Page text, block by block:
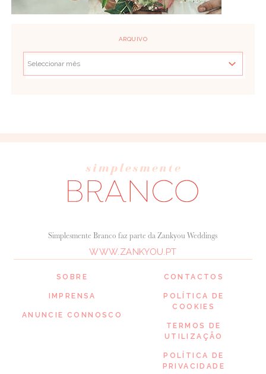
ARQUIVO
SOBRE
IMPRENSA
ANUNCIE CONNOSCO
Simplesmente Branco faz parte da Zankyou Weddings
WWW.ZANKYOU.PT
CONTACTOS
POLÍTICA DE
COOKIES
TERMOS DE
UTILIZAÇÃO
POLÍTICA DE
PRIVACIDADE